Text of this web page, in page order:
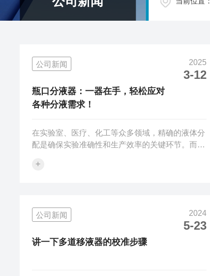
公司新闻 2025
3-12
瓶口分液器：一器在手，轻松应对
各种分液需求！
在实验室、医疗、化工等众多领域，精确的液体分
配是确保实验准确性和生产效率的关键环节。而瓶
具，正以其优势和广泛的应用性，成为众多专业人
和准确性。它的外形小巧，结构紧凑，可以轻松安
装在各种试剂瓶的瓶口上，无需额外的固定装置，
既节省了空间，又提高了工作效率。同时，分液器
+
公司新闻 2024
5-23
讲一下多道移液器的校准步骤